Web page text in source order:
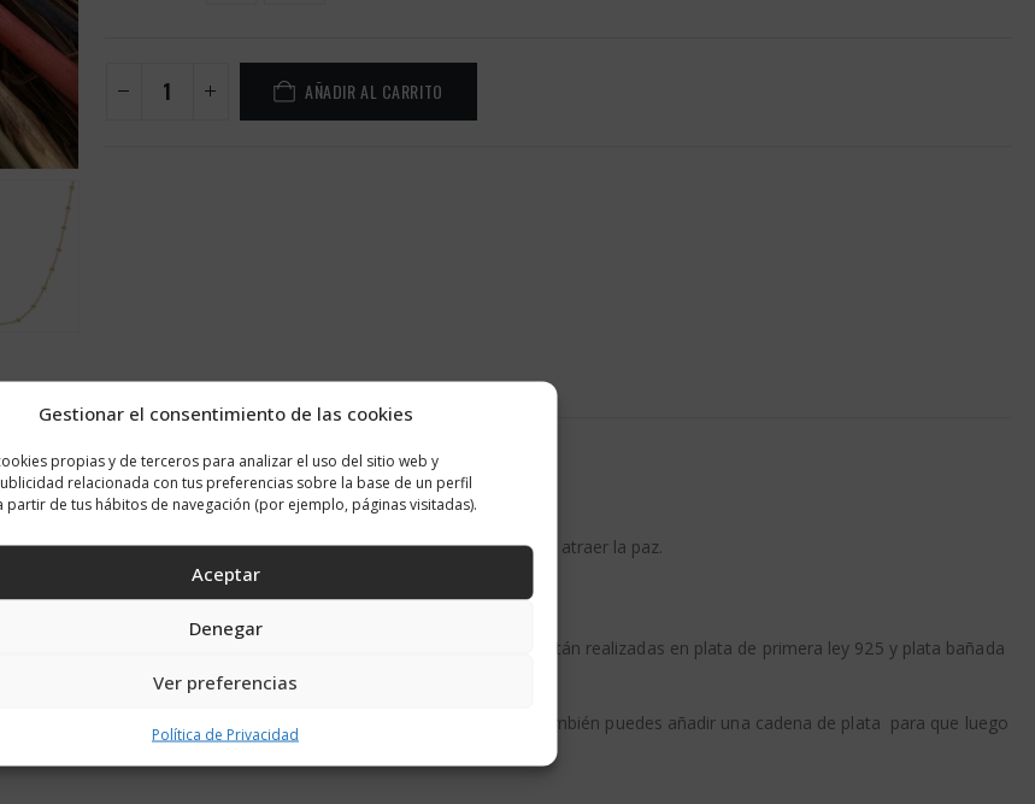
Gestionar el consentimiento de las cookies
propias y de terceros para analizar el uso del sitio web y
relacionada con tus preferencias sobre la base de un perfil
partir de tus hábitos de navegación (por ejemplo, páginas visitadas).
Aceptar
Denegar
Ver preferencias
Política de Privacidad
AÑADIR AL CARRITO
y espíritus del mal. También se usa para desviar los temores y atraer la paz.
llevarla siempre con ella.
crean un recuerdo especial en este día tan bonito. Las medallas están realizadas en plata de primera ley 925 y plata bañada
llevar una novia el día de su boda.
terciopelo del color que más te guste para el ramo. Y si quieres, también puedes añadir una cadena de plata para que luego